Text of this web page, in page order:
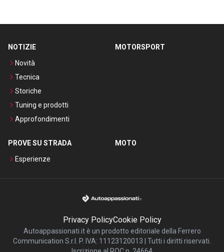
NOTIZIE
Novità
Tecnica
Storiche
Tuning e prodotti
Approfondimenti
MOTORSPORT
PROVE SU STRADA
Esperienze
MOTO
Privacy PolicyCookie Policy
Autoappassionati.it è un prodotto editoriale della Ferrero
Communication S.r.l. P. IVA: 11123120013 | Tutti i diritti riservati.